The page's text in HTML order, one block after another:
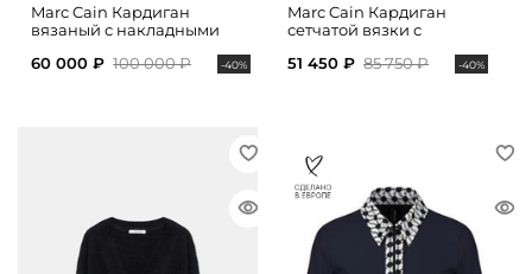
Marc Cain Кардиган
вязаный с накладными
60 000 ₽ 100 000 ₽ -40%
Marc Cain Кардиган
сетчатой вязки с
51 450 ₽ 85 750 ₽ -40%